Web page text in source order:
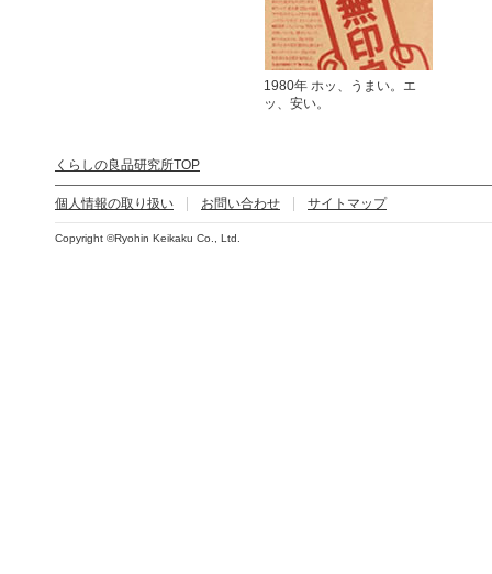
1980年 ホッ、うまい。エ
ッ、安い。
くらしの良品研究所TOP
個人情報の取り扱い お問い合わせ サイトマップ
Copyright ©Ryohin Keikaku Co., Ltd.